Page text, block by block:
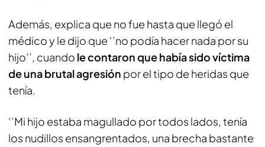
Además, explica que no fue hasta que llegó el
médico y le dijo que ‘’no podía hacer nada por su
hijo’’, cuando le contaron que había sido víctima
de una brutal agresión por el tipo de heridas que
tenía.
‘’Mi hijo estaba magullado por todos lados, tenía
los nudillos ensangrentados, una brecha bastante